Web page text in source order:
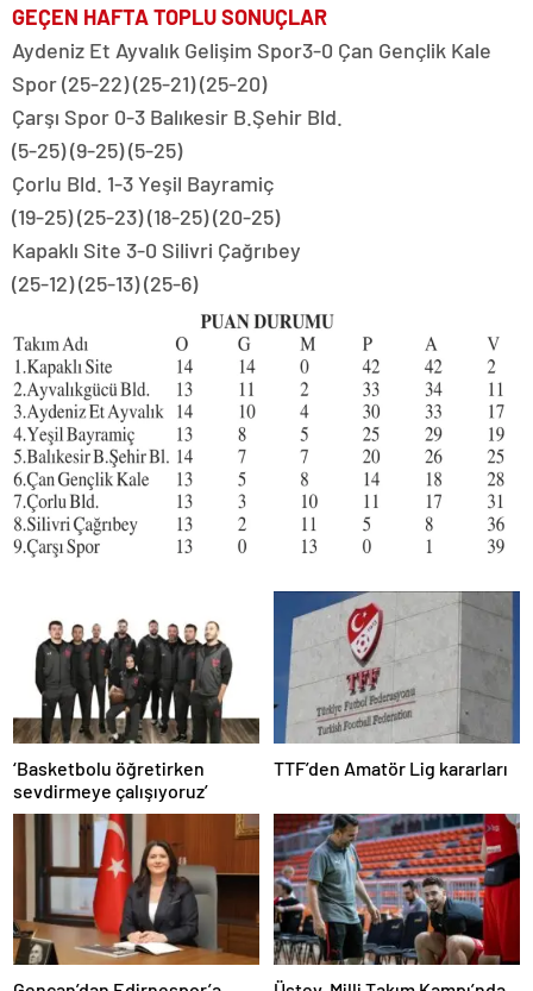
GEÇEN HAFTA TOPLU SONUÇLAR
Aydeniz Et Ayvalık Gelişim Spor3-0 Çan Gençlik Kale
Spor (25-22) (25-21) (25-20)
Çarşı Spor 0-3 Balıkesir B.Şehir Bld.
(5-25) (9-25) (5-25)
Çorlu Bld. 1-3 Yeşil Bayramiç
(19-25) (25-23) (18-25) (20-25)
Kapaklı Site 3-0 Silivri Çağrıbey
(25-12) (25-13) (25-6)
‘Basketbolu öğretirken
sevdirmeye çalışıyoruz’
TTF’den Amatör Lig kararları